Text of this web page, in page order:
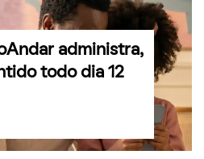
administra,
todo dia 12